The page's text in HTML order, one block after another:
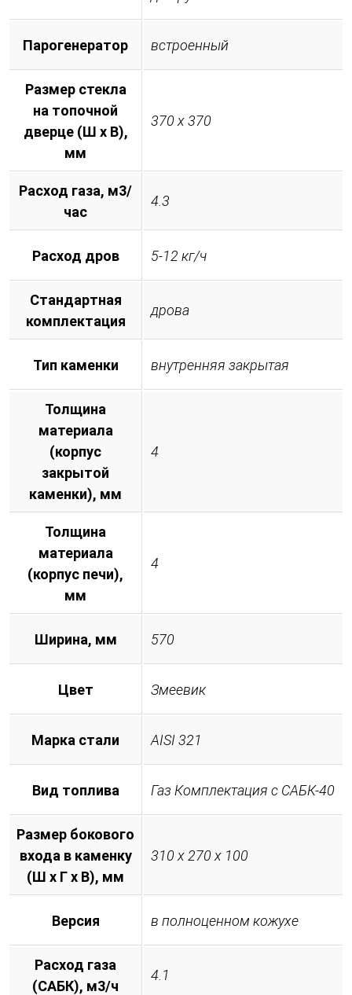
Парогенератор встроенный
Размер стекла
на топочной
дверце (Ш х В),
мм
370 х 370
Расход газа, м3/
час
4.3
Расход дров 5-12 кг/ч
Стандартная
комплектация
дрова
Тип каменки внутренняя закрытая
Толщина
материала
(корпус
закрытой
каменки), мм
4
Толщина
материала
(корпус печи),
мм
4
Ширина, мм 570
Цвет Змеевик
Марка стали AISI 321
Вид топлива Газ Комплектация с САБК-40
Размер бокового
входа в каменку
(Ш х Г х В), мм
310 х 270 х 100
Версия в полноценном кожухе
Расход газа
(САБК), м3/ч
4.1